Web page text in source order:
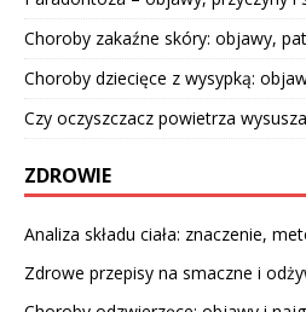
Choroby zakaźne skóry: objawy,
Choroby dziecięce z wysypką:
Czy oczyszczacz powietrza
ZDROWIE
Analiza składu ciała: znaczenie,
Zdrowe przepisy na smaczne i